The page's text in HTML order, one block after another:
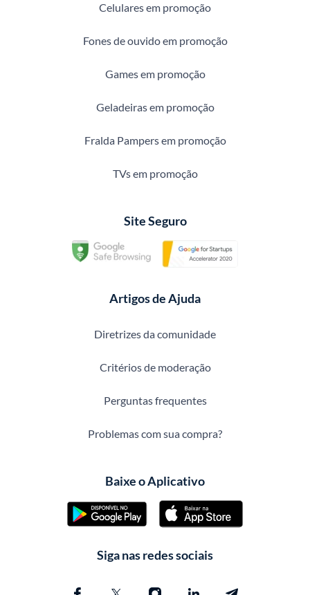
Celulares em promoção
Fones de ouvido em promoção
Games em promoção
Geladeiras em promoção
Fralda Pampers em promoção
TVs em promoção
Site Seguro
Artigos de Ajuda
Diretrizes da comunidade
Critérios de moderação
Perguntas frequentes
Problemas com sua compra?
Baixe o Aplicativo
Siga nas redes sociais